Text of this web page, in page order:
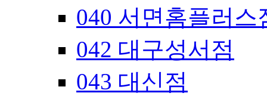
040 서면홈플러스
042 대구성서점
043 대신점